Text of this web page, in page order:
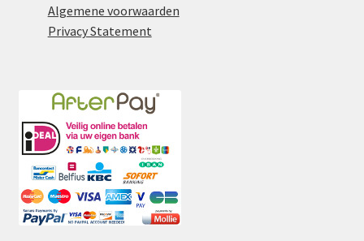
Algemene voorwaarden
Privacy Statement